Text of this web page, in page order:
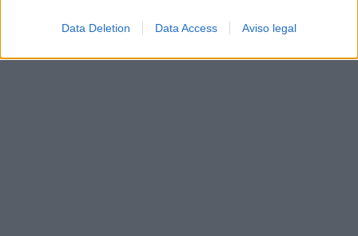
Data Deletion Data Access Aviso legal